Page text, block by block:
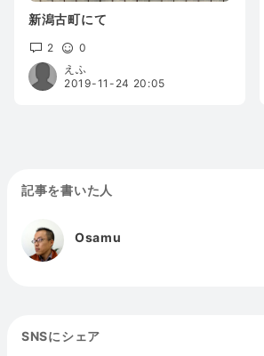
新潟古町にて
2
0
えふ
2019-11-24 20:05
記事を書いた人
Osamu
SNSにシェア